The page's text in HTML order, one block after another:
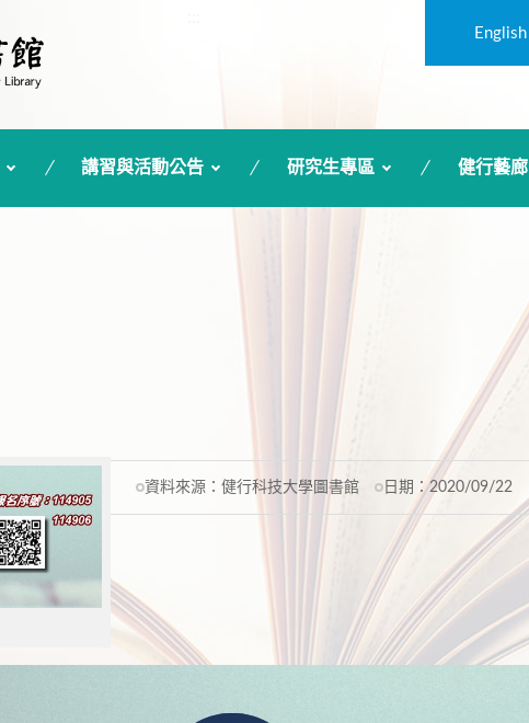
English
講習與活動公告 研究生專區 健行藝廊
資料來源： 健行科技大學圖書館 日期：2020/09/22